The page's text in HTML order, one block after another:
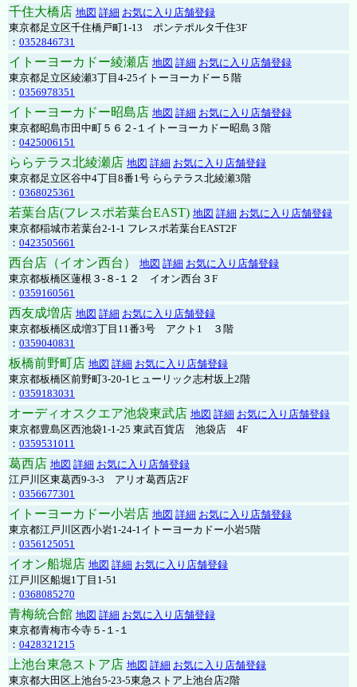
千住大橋店 地図 詳細 お気に入り店舗登録
東京都足立区千住橋戸町1-13 ポンテポルタ千住3F
： 0352846731
イトーヨーカドー綾瀬店 地図 詳細 お気に入り店舗登録
東京都足立区綾瀬3丁目4-25イトーヨーカドー５階
： 0356978351
イトーヨーカドー昭島店 地図 詳細 お気に入り店舗登録
東京都昭島市田中町５６２-１イトーヨーカドー昭島３階
： 0425006151
ららテラス北綾瀬店 地図 詳細 お気に入り店舗登録
東京都足立区谷中4丁目8番1号 ららテラス北綾瀬3階
： 0368025361
若葉台店(フレスポ若葉台EAST) 地図 詳細 お気に入り店舗登録
東京都稲城市若葉台2-1-1 フレスポ若葉台EAST2F
： 0423505661
西台店（イオン西台） 地図 詳細 お気に入り店舗登録
東京都板橋区蓮根３-８-１２ イオン西台３F
： 0359160561
西友成増店 地図 詳細 お気に入り店舗登録
東京都板橋区成増3丁目11番3号 アクト1 ３階
： 0359040831
板橋前野町店 地図 詳細 お気に入り店舗登録
東京都板橋区前野町3-20-1ヒューリック志村坂上2階
： 0359183031
オーディオスクエア池袋東武店 地図 詳細 お気に入り店舗登録
東京都豊島区西池袋1-1-25 東武百貨店 池袋店 4F
： 0359531011
葛西店 地図 詳細 お気に入り店舗登録
江戸川区東葛西9-3-3 アリオ葛西店2F
： 0356677301
イトーヨーカドー小岩店 地図 詳細 お気に入り店舗登録
東京都江戸川区西小岩1-24-1イトーヨーカドー小岩5階
： 0356125051
イオン船堀店 地図 詳細 お気に入り店舗登録
江戸川区船堀1丁目1-51
： 0368085270
青梅統合館 地図 詳細 お気に入り店舗登録
東京都青梅市今寺５-１-１
： 0428321215
上池台東急ストア店 地図 詳細 お気に入り店舗登録
東京都大田区上池台5-23-5東急ストア上池台店2階